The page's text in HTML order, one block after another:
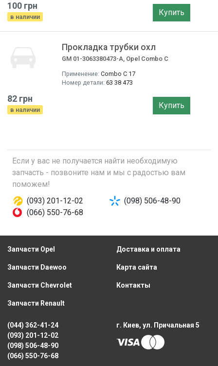
100 грн
в наличии Купить
Прокладка трубки охл
GM 01-3063380473-A, Opel Combo C
Применение: Combo C 17
Номер детали: 63 38 473
82 грн
в наличии Купить
Если у вас не получается найти необходимую
запчасть - позвоните нам и мы с радостью вам
поможем!
(093) 201-12-02
(098) 506-48-90
(066) 550-76-68
Запчасти Opel
Запчасти Daewoo
Запчасти Chevrolet
Запчасти Renault
Доставка и оплата
Карта сайта
Контакты
(044) 362-41-24
(093) 201-12-02
(098) 506-48-90
(066) 550-76-68
г. Киев, ул. Причальная 5